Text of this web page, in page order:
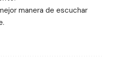
manera de escuchar